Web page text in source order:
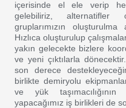
içerisinde el ele verip
gelebiliriz, alternatifler
gruplarımızın
Hızlıca oluşturulup
yakın gelecekte bizlere
ve yeni çıktılarla dönecektir.
son derece
birlikte demiryolu
ve yük
yapacağımız iş birlikleri de